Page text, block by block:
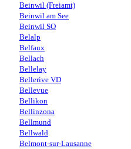
Beinwil (Freiamt)
Beinwil am See
Beinwil SO
Belalp
Belfaux
Bellach
Bellelay
Bellerive VD
Bellevue
Bellikon
Bellinzona
Bellmund
Bellwald
Belmont-sur-Lausanne